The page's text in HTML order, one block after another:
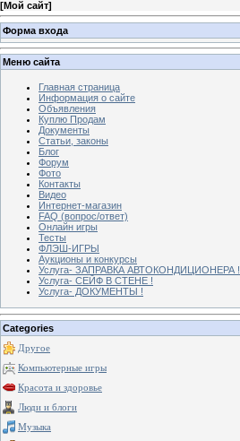
[Мой сайт]
Форма входа
Меню сайта
Главная страница
Информация о сайте
Объявления
Куплю Продам
Документы
Статьи, законы
Блог
Форум
Фото
Контакты
Видео
Интернет-магазин
FAQ (вопрос/ответ)
Онлайн игры
Тесты
ФЛЭШ-ИГРЫ
Аукционы и конкурсы
Услуга- ЗАПРАВКА АВТОКОНДИЦИОНЕРА !
Услуга- СЕЙФ В СТЕНЕ !
Услуга- ДОКУМЕНТЫ !
Categories
Другое
Компьютерные игры
Красота и здоровье
Люди и блоги
Музыка